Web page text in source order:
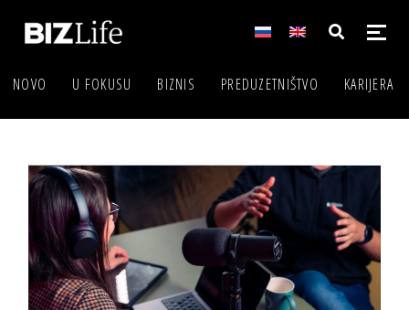
NOVO U FOKUSU BIZNIS PREDUZETNIŠTVO KARIJERA